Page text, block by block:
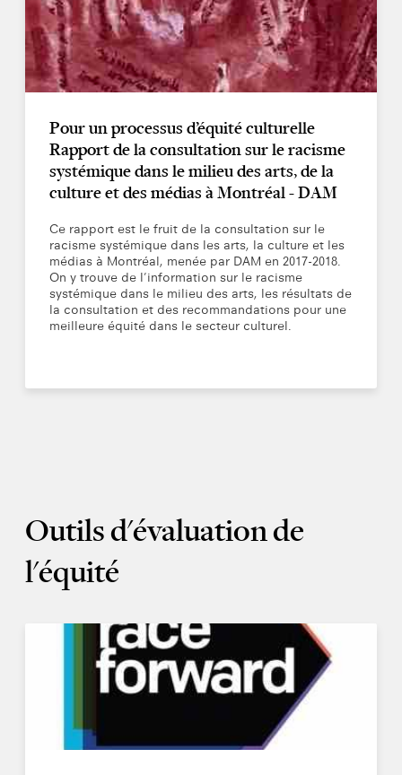
Pour un processus d’équité culturelle
Rapport de la consultation sur le racisme
systémique dans le milieu des arts, de la
culture et des médias à Montréal - DAM
Ce rapport est le fruit de la consultation sur le
racisme systémique dans les arts, la culture et les
médias à Montréal, menée par DAM en 2017-2018.
On y trouve de l’information sur le racisme
systémique dans le milieu des arts, les résultats de
la consultation et des recommandations pour une
meilleure équité dans le secteur culturel.
Outils d'évaluation de
l'équité